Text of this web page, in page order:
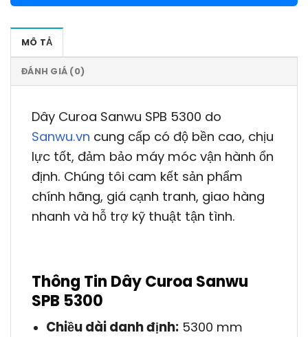
MÔ TẢ
ĐÁNH GIÁ (0)
Dây Curoa Sanwu SPB 5300 do
Sanwu.vn cung cấp có độ bền cao, chịu
lực tốt, đảm bảo máy móc vận hành ổn
định. Chúng tôi cam kết sản phẩm
chính hãng, giá cạnh tranh, giao hàng
nhanh và hỗ trợ kỹ thuật tận tình.
Thông Tin Dây Curoa Sanwu
SPB 5300
Chiều dài danh định:5300 mm